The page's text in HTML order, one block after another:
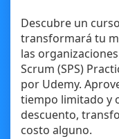
Descubre un
transformará tu
las
Scrum (SPS)
por Udemy.
tiempo limitado y
descuento,
costo alguno.